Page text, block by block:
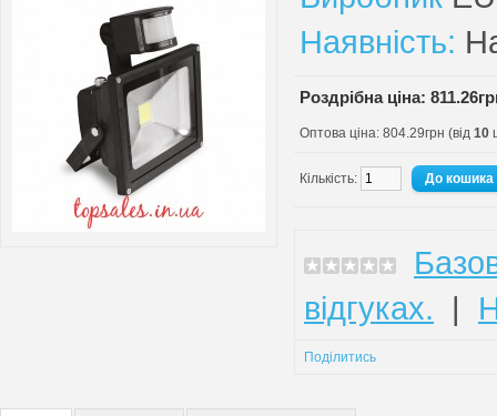
Наявність:
Роздрібна ціна:
Оптова ціна: 804.29грн (від 10
Кількість:
відгуках. |
Поділитись